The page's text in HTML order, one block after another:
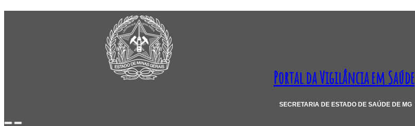
Portal da Vigilância em Saúde
SECRETARIA DE ESTADO DE SAÚDE DE MG